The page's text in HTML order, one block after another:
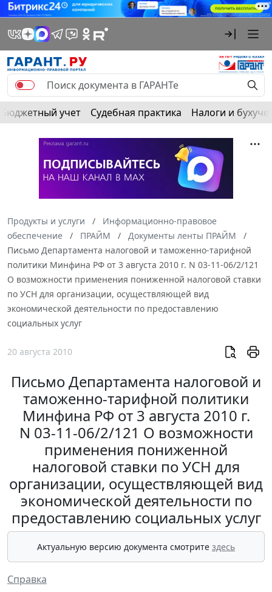
Бюджетный учет Судебная практика Налоги и
Продукты и услуги
Информационно-правовое
обеспечение
ПРАЙМ
Документы ленты ПРАЙМ
Письмо Департамента налоговой и таможенно-тарифной
политики Минфина РФ от 3 августа 2010 г. N 03-11-06/2/121
О возможности применения пониженной налоговой ставки
по УСН для организации, осуществляющей вид
экономической деятельности по предоставлению
социальных услуг
20 августа 2010
Письмо Департамента налоговой и
таможенно-тарифной политики
Минфина РФ от 3 августа 2010 г.
N 03-11-06/2/121 О возможности
применения пониженной
налоговой ставки по УСН для
организации, осуществляющей вид
экономической деятельности по
предоставлению социальных услуг
Актуальную версию документа смотрите здесь
Справка